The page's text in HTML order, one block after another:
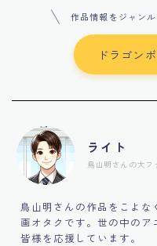
作品情報をジャン
ドラゴン
ライト
鳥山明さんの大フ
鳥山明さんの作品をこよ
画オタクです。世の中の
皆様を応援しています。